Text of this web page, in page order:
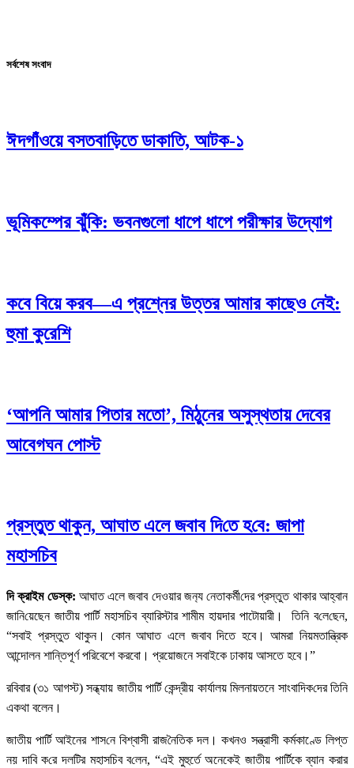
সর্বশেষ সংবাদ
ঈদগাঁওয়ে বসতবাড়িতে ডাকাতি, আটক-১
ভূমিকম্পের ঝুঁকি: ভবনগুলো ধাপে ধাপে পরীক্ষার উদ্যোগ
কবে বিয়ে করব—এ প্রশ্নের উত্তর আমার কাছেও নেই:
হুমা কুরেশি
‘আপনি আমার পিতার মতো’, মিঠুনের অসুস্থতায় দেবের
আবেগঘন পোস্ট
প্রস্তুত থাকুন, আঘাত এলে জবাব দি‌তে হ‌বে: জাপা
মহাসচিব
দি ক্রাইম ডেস্ক: আঘাত এলে জবাব দেওয়ার জন‌্য নেতাকর্মী‌দের প্রস্তুত থাকার আহ্বান
জা‌নি‌য়েছেন জাতীয় পার্টি মহাসচিব ব্যারিস্টার শামীম হায়দার পাটোয়ারী। তি‌নি ব‌লে‌ছেন,
“সবাই প্রস্তুত থাকুন। কোন আঘাত এলে জবাব দিতে হবে। আমরা নিয়মতান্ত্রিক
আন্দোলন শান্তিপূর্ণ পরিবেশে করবো। প্রয়োজনে সবাইকে ঢাকায় আসতে হবে।”
রবিবার (৩১ আগস্ট) সন্ধ্যায় জাতীয় পার্টি কেন্দ্রীয় কার্যালয় মিলনায়তনে সাংবা‌দিক‌দের তিনি
একথা বলেন।
জাতীয় পা‌র্টি আইনের শাস‌নে বিশ্বাসী রাজ‌নৈ‌তিক দল। কখনও সন্ত্রাসী কর্মকাণ্ডে লিপ্ত
নয় দা‌বি ক‌রে দল‌টির মহাস‌চিব ব‌লেন, “এই মুহুর্তে অনেকেই জাতীয় পার্টিকে ব্যান করার